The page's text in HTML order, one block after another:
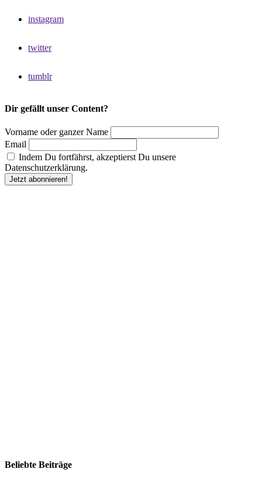
instagram
twitter
tumblr
Dir gefällt unser Content?
Vorname oder ganzer Name
Email
Indem Du fortfährst, akzeptierst Du unsere
Datenschutzerklärung.
Beliebte Beiträge